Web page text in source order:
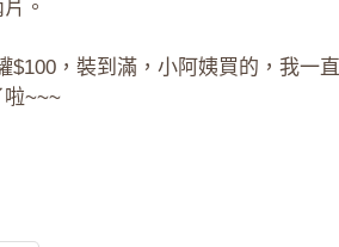
。
$100，裝到滿，小阿姨買的，我一
啦~~~